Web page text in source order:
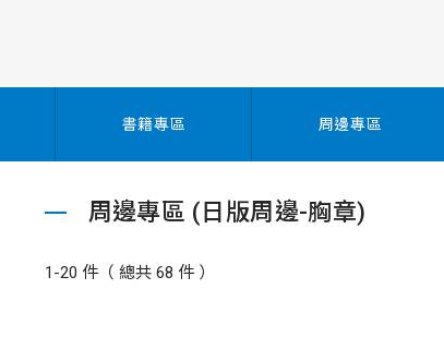
書籍專區 周邊專區
周邊專區 (日版周邊-胸章)
1-20 件（ 總共 68 件 ）